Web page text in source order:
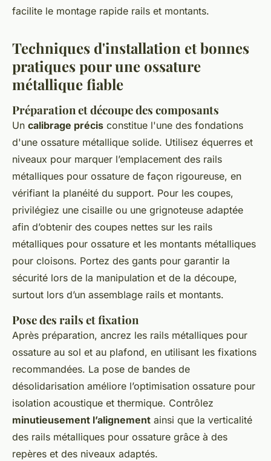
facilite le montage rapide rails et montants.
Techniques d'installation et bonnes
pratiques pour une ossature
métallique fiable
Préparation et découpe des composants
Un calibrage précis constitue l'une des fondations
d'une ossature métallique solide. Utilisez équerres et
niveaux pour marquer l’emplacement des rails
métalliques pour ossature de façon rigoureuse, en
vérifiant la planéité du support. Pour les coupes,
privilégiez une cisaille ou une grignoteuse adaptée
afin d’obtenir des coupes nettes sur les rails
métalliques pour ossature et les montants métalliques
pour cloisons. Portez des gants pour garantir la
sécurité lors de la manipulation et de la découpe,
surtout lors d’un assemblage rails et montants.
Pose des rails et fixation
Après préparation, ancrez les rails métalliques pour
ossature au sol et au plafond, en utilisant les fixations
recommandées. La pose de bandes de
désolidarisation améliore l’optimisation ossature pour
isolation acoustique et thermique. Contrôlez
minutieusement l’alignement ainsi que la verticalité
des rails métalliques pour ossature grâce à des
repères et des niveaux adaptés.